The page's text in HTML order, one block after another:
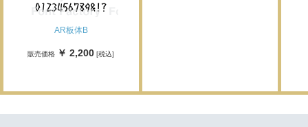
AR板体B
販売価格 ￥ 2,200 [税込]